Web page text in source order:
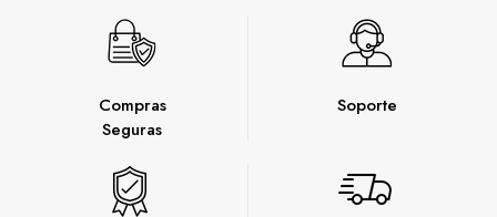
Compras
Seguras
Soporte